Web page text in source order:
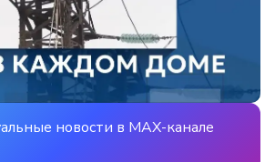
новости в MAX-канале